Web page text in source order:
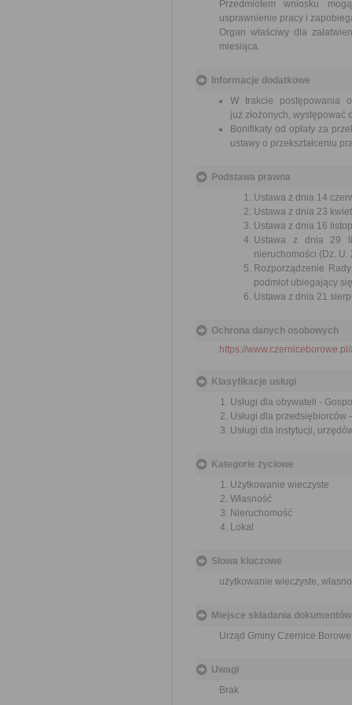
Przedmiotem wniosku
usprawnienie pracy i
Organ właściwy dla
miesiąca.
Informacje dodatkowe
W trakcie postępowania
już złożonych,
Bonifikaty od opłaty za
ustawy o przekształceniu
Podstawa prawna
Ustawa z dnia 14
Ustawa z dnia 23
Ustawa z dnia 16
Ustawa z dnia 29
nieruchomości (Dz. U.
Rozporządzenie
podmiot ubiegający
Ustawa z dnia 21
Ochrona danych osobowych
https://
Klasyfikacje usługi
Usługi dla obywateli -
Usługi dla przedsiębiorców
Usługi dla instytucji,
Kategorie życiowe
Użytkowanie wieczyste
Własność
Nieruchomość
Lokal
Słowa kluczowe
użytkowanie wieczyste,
Miejsce składania dokumentów
Urząd Gminy Czernice
Uwagi
Brak